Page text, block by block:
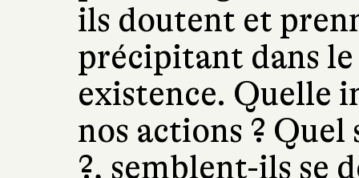
ils doutent et
précipitant dans
existence. Quelle
nos actions ? Quel
?, semblent-ils se